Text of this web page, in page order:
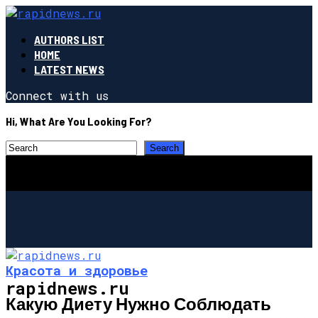
AUTHORS LIST
HOME
LATEST NEWS
Connect with us
Hi, What Are You Looking For?
rapidnews.ru
Красота и здоровье
Какую Диету Нужно Соблюдать